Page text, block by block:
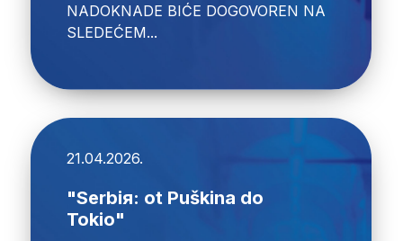
NADOKNADE BIĆE DOGOVOREN NA
SLEDEĆEM...
21.04.2026.
"Serbiя: ot Puškina do
Tokio"